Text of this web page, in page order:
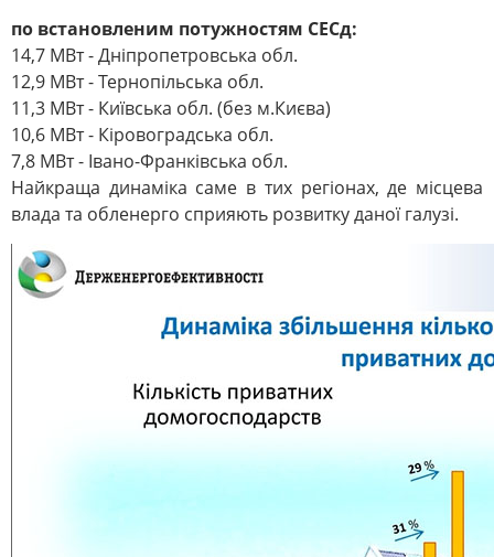
по встановленим потужностям СЕСд:
14,7 МВт - Дніпропетровська обл.
12,9 МВт - Тернопільська обл.
11,3 МВт - Київська обл. (без м.Києва)
10,6 МВт - Кіровоградська обл.
7,8 МВт - Івано-Франківська обл.
Найкраща динаміка саме в тих регіонах, де місцева
влада та обленерго сприяють розвитку даної галузі.